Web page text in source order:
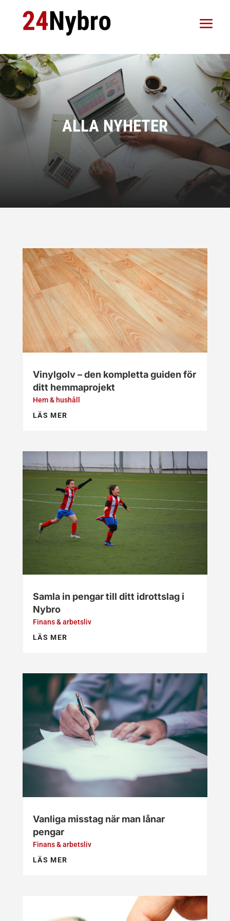
ALLA NYHETER
Vinylgolv – den kompletta guiden för
ditt hemmaprojekt
Hem & hushåll
LÄS MER
Samla in pengar till ditt idrottslag i
Nybro
Finans & arbetsliv
LÄS MER
Vanliga misstag när man lånar
pengar
Finans & arbetsliv
LÄS MER